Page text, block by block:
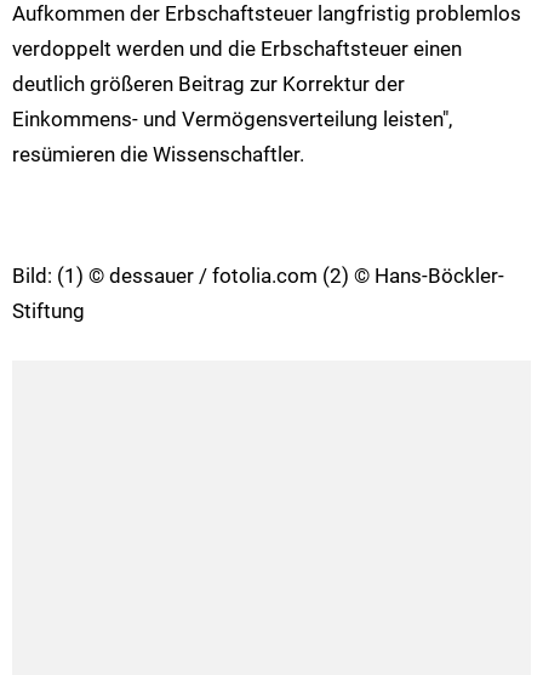
Aufkommen der Erbschaftsteuer langfristig problemlos
verdoppelt werden und die Erbschaftsteuer einen
deutlich größeren Beitrag zur Korrektur der
Einkommens- und Vermögensverteilung leisten",
resümieren die Wissenschaftler.
Bild: (1) © dessauer / fotolia.com (2) © Hans-Böckler-
Stiftung